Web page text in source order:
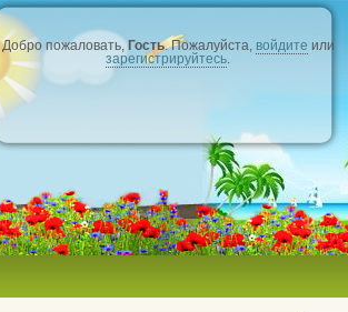
Добро пожаловать,Гость. Пожалуйста, войдите или
зарегистрируйтесь.